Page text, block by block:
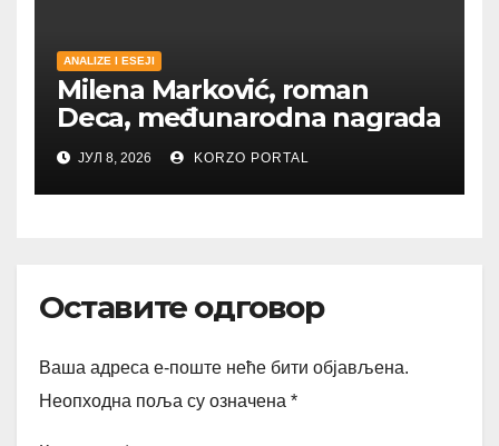
ANALIZE I ESEJI
Milena Marković, roman
Deca, međunarodna nagrada
ЈУЛ 8, 2026 KORZO PORTAL
Оставите одговор
Ваша адреса е-поште неће бити објављена.
Неопходна поља су означена *